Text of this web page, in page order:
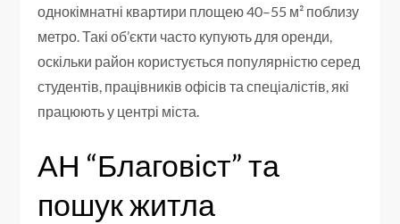
однокімнатні квартири площею 40–55 м² поблизу
метро. Такі об’єкти часто купують для оренди,
оскільки район користується популярністю серед
студентів, працівників офісів та спеціалістів, які
працюють у центрі міста.
АН “Благовіст” та
пошук житла